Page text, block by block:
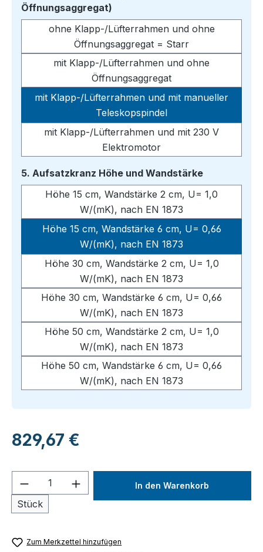
Öffnungsaggregat)
ohne Klapp-/Lüfterrahmen und ohne
Öffnungsaggregat = Starr
mit Klapp-/Lüfterrahmen und ohne
Öffnungsaggregat
mit Klapp-/Lüfterrahmen und mit manueller
Teleskopspindel
mit Klapp-/Lüfterrahmen und mit 230 V
Elektromotor
5. Aufsatzkranz Höhe und Wandstärkeauswählen
Höhe 15 cm, Wandstärke 2 cm, U= 1,0
W/(mK), nach EN 1873
Höhe 15 cm, Wandstärke 6 cm, U= 0,66
W/(mK), nach EN 1873
Höhe 30 cm, Wandstärke 2 cm, U= 1,0
W/(mK), nach EN 1873
Höhe 30 cm, Wandstärke 6 cm, U= 0,66
W/(mK), nach EN 1873
Höhe 50 cm, Wandstärke 2 cm, U= 1,0
W/(mK), nach EN 1873
Höhe 50 cm, Wandstärke 6 cm, U= 0,66
W/(mK), nach EN 1873
Regulärer Preis:
829,67 €
Produkt Anzahl: Gib den
Stück
In den Warenkorb
Zum Merkzettel hinzufügen